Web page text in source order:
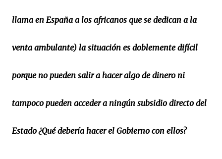
llama en España a los africanos que se dedican a la
venta ambulante) la situación es doblemente difícil
porque no pueden salir a hacer algo de dinero ni
tampoco pueden acceder a ningún subsidio directo del
Estado ¿Qué debería hacer el Gobierno con ellos?